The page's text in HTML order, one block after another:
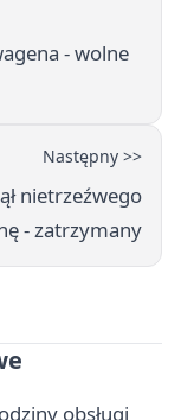
- wolne
Następny >>
nietrzeźwego
- zatrzymany
obsługi